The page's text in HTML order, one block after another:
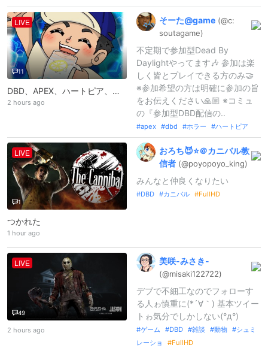
LIVE
11
DBD、APEX、ハートピア、ホラゲ、その他🎮🍻
2 hours ago
そーた@game (@c:
soutagame)
不定期で参加型Dead By
Daylightやってます🎶 参加は楽
しく皆とプレイできる方のみ🤝
※参加希望の方は明確に参加の旨
をお伝えください🙏🏼 ※コミュ
の『参加型DBD配信の..
apex dbd ホラー ハートピア
LIVE
1
つかれた
1 hour ago
おろち😈⭐️＠カニバル教
信者 (@poyopoyo_ king)
みんなと仲良くなりたい
DBD カニバル FullHD
LIVE
49
2 hours ago
美咲-みさき-
(@misaki122722)
デブで不細工なのでフォローす
る人ゎ慎重に(*´∀｀) 基本ツイー
トゎ気分でしかしない(°д°)
ゲーム DBD 雑談 動物
シュミ
レーショ
FullHD